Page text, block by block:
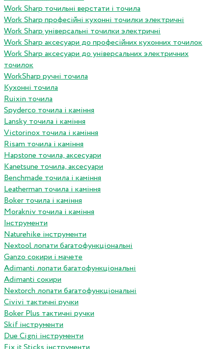
Work Sharp точильні верстати і точила
Work Sharp професiйнi кухоннi точилки электричнi
Work Sharp унiверсальнi точилки электричнi
Work Sharp аксесуари до професiйних кухонних точилок
Work Sharp аксесуари до унiверсальних электричних
точилок
WorkSharp ручні точила
Кухонні точила
Ruixin точила
Spyderco точила і каміння
Lansky точила і каміння
Victorinox точила і каміння
Risam точила і каміння
Hapstone точила, аксесуари
Kanetsune точила, аксесуари
Benchmade точила і каміння
Leatherman точила і каміння
Boker точила і каміння
Morakniv точила і каміння
Інструменти
Naturehike інструменти
Nextool лопати багатофункціональні
Ganzo сокири і мачете
Adimanti лопати багатофункціональні
Adimanti сокири
Nextorch лопати багатофункціональні
Сivivi тактичні ручки
Boker Plus тактичні ручки
Skif інструменти
Due Cigni інструменти